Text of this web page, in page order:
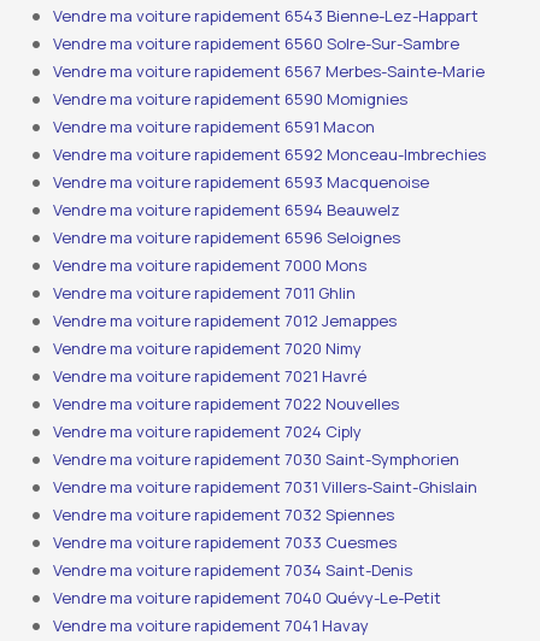
Vendre ma voiture rapidement 6543 Bienne-Lez-Happart
Vendre ma voiture rapidement 6560 Solre-Sur-Sambre
Vendre ma voiture rapidement 6567 Merbes-Sainte-Marie
Vendre ma voiture rapidement 6590 Momignies
Vendre ma voiture rapidement 6591 Macon
Vendre ma voiture rapidement 6592 Monceau-Imbrechies
Vendre ma voiture rapidement 6593 Macquenoise
Vendre ma voiture rapidement 6594 Beauwelz
Vendre ma voiture rapidement 6596 Seloignes
Vendre ma voiture rapidement 7000 Mons
Vendre ma voiture rapidement 7011 Ghlin
Vendre ma voiture rapidement 7012 Jemappes
Vendre ma voiture rapidement 7020 Nimy
Vendre ma voiture rapidement 7021 Havré
Vendre ma voiture rapidement 7022 Nouvelles
Vendre ma voiture rapidement 7024 Ciply
Vendre ma voiture rapidement 7030 Saint-Symphorien
Vendre ma voiture rapidement 7031 Villers-Saint-Ghislain
Vendre ma voiture rapidement 7032 Spiennes
Vendre ma voiture rapidement 7033 Cuesmes
Vendre ma voiture rapidement 7034 Saint-Denis
Vendre ma voiture rapidement 7040 Quévy-Le-Petit
Vendre ma voiture rapidement 7041 Havay